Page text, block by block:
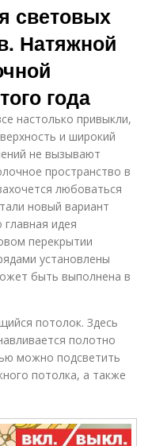
световых
Натяжной
года
настолько привыкли,
и широкий
не вызывают
пространство в
любоваться
новый вариант
идея
перекрытии
установлены
быть выполнена в
потолок. Здесь
полотно
можно подсветить
потолка, а также